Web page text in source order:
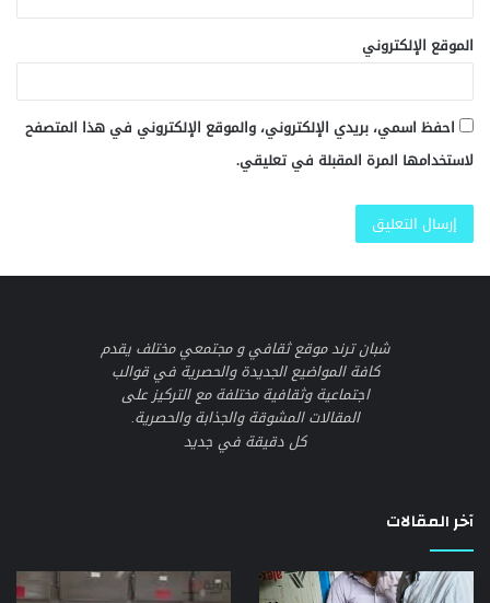
الموقع الإلكتروني
احفظ اسمي، بريدي الإلكتروني، والموقع الإلكتروني في هذا المتصفح
لاستخدامها المرة المقبلة في تعليقي.
شبان ترند موقع ثقافي و مجتمعي مختلف يقدم
كافة المواضيع الجديدة والحصرية في قوالب
اجتماعية وثقافية مختلفة مع التركيز على
المقالات المشوقة والجذابة والحصرية.
كل دقيقة في جديد
آخر المقالات